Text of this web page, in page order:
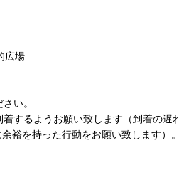
広場
い。
るようお願い致します（到着の遅
裕を持った行動をお願い致します）。